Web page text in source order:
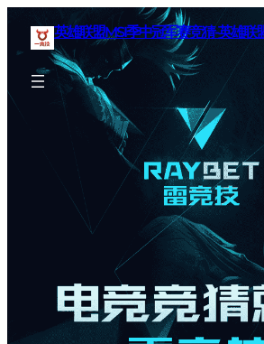
英雄联盟MSI季中冠军赛竞猜-英雄联